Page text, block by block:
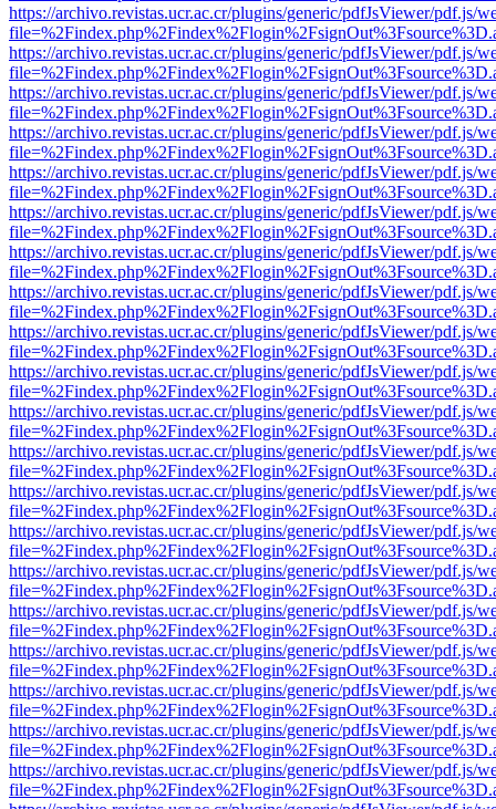
https://archivo.revistas.ucr.ac.cr/plugins/generic/pdfJsViewer/pdf.js/
https://archivo.revistas.ucr.ac.cr/plugins/generic/pdfJsViewer/pdf.js/
https://archivo.revistas.ucr.ac.cr/plugins/generic/pdfJsViewer/pdf.js/
https://archivo.revistas.ucr.ac.cr/plugins/generic/pdfJsViewer/pdf.js/
https://archivo.revistas.ucr.ac.cr/plugins/generic/pdfJsViewer/pdf.js/
https://archivo.revistas.ucr.ac.cr/plugins/generic/pdfJsViewer/pdf.js/
https://archivo.revistas.ucr.ac.cr/plugins/generic/pdfJsViewer/pdf.js/
https://archivo.revistas.ucr.ac.cr/plugins/generic/pdfJsViewer/pdf.js/
https://archivo.revistas.ucr.ac.cr/plugins/generic/pdfJsViewer/pdf.js/
https://archivo.revistas.ucr.ac.cr/plugins/generic/pdfJsViewer/pdf.js/
https://archivo.revistas.ucr.ac.cr/plugins/generic/pdfJsViewer/pdf.js/
https://archivo.revistas.ucr.ac.cr/plugins/generic/pdfJsViewer/pdf.js/
https://archivo.revistas.ucr.ac.cr/plugins/generic/pdfJsViewer/pdf.js/
https://archivo.revistas.ucr.ac.cr/plugins/generic/pdfJsViewer/pdf.js/
https://archivo.revistas.ucr.ac.cr/plugins/generic/pdfJsViewer/pdf.js/
https://archivo.revistas.ucr.ac.cr/plugins/generic/pdfJsViewer/pdf.js/
https://archivo.revistas.ucr.ac.cr/plugins/generic/pdfJsViewer/pdf.js/
https://archivo.revistas.ucr.ac.cr/plugins/generic/pdfJsViewer/pdf.js/
https://archivo.revistas.ucr.ac.cr/plugins/generic/pdfJsViewer/pdf.js/
https://archivo.revistas.ucr.ac.cr/plugins/generic/pdfJsViewer/pdf.js/